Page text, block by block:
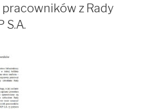
z Rady
S.A.